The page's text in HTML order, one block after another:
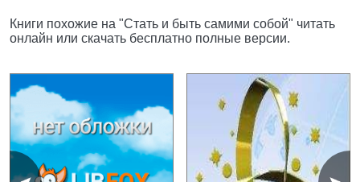
Книги похожие на "Стать и быть самими собой" читать
онлайн или скачать бесплатно полные версии.